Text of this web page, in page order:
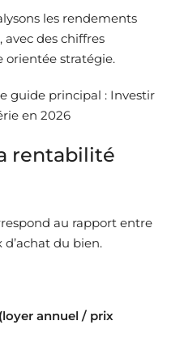
les rendements
avec des chiffres
orientée stratégie.
guide principal : Investir
en 2026
rentabilité
au rapport entre
d’achat du bien.
annuel / prix